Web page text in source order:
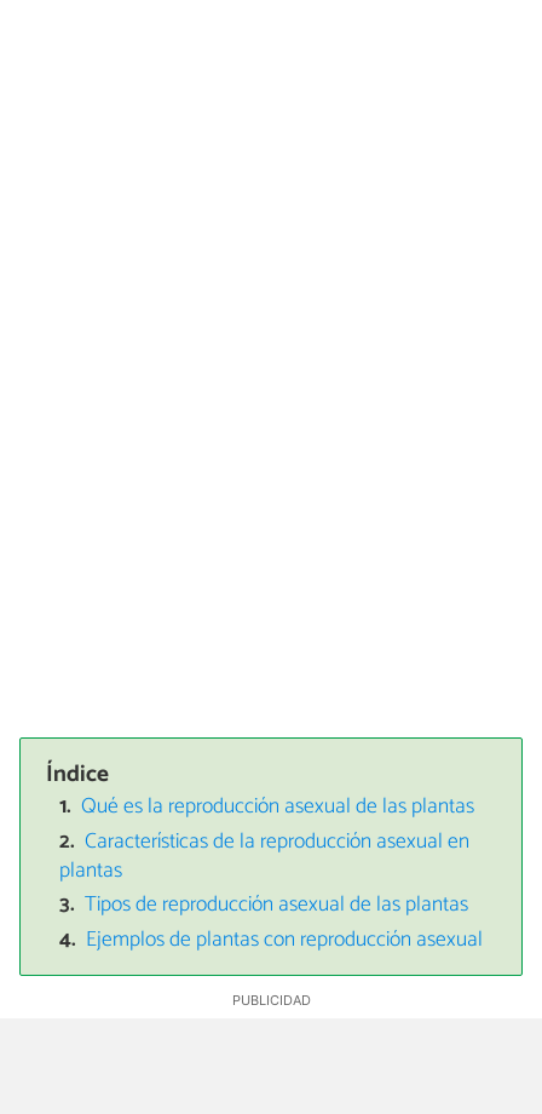
Índice
Qué es la reproducción asexual de las plantas
Características de la reproducción asexual en
plantas
Tipos de reproducción asexual de las plantas
Ejemplos de plantas con reproducción asexual